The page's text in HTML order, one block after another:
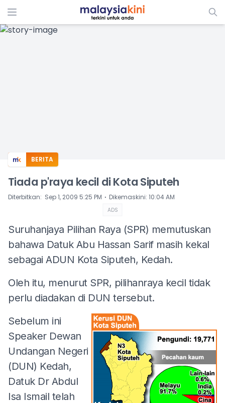
ADS
BERITA
Tiada p'raya kecil di Kota Siputeh
Diterbitkan: Sep 1, 2009 5:25 PM ⋅ Dikemaskini: 10:04 AM
ADS
Suruhanjaya Pilihan Raya (SPR) memutuskan
bahawa Datuk Abu Hassan Sarif masih kekal
sebagai ADUN Kota Siputeh, Kedah.
Oleh itu, menurut SPR, pilihanraya kecil tidak
perlu diadakan di DUN tersebut.
Sebelum ini
Speaker Dewan
Undangan Negeri
(DUN) Kedah,
Datuk Dr Abdul
Isa Ismail telah